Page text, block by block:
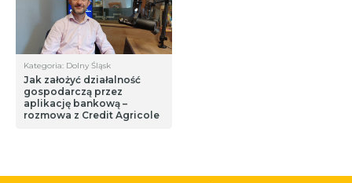
Kategoria: Dolny Śląsk
Jak założyć działalność
gospodarczą przez
aplikację bankową –
rozmowa z Credit Agricole